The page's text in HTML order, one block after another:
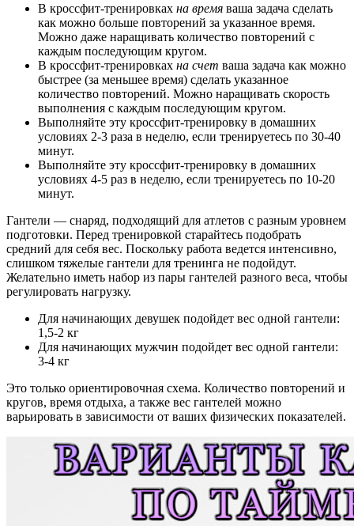
В кроссфит-тренировках на время ваша задача сделать
как можно больше повторений за указанное время.
Можно даже наращивать количество повторений с
каждым последующим кругом.
В кроссфит-тренировках на счет ваша задача как можно
быстрее (за меньшее время) сделать указанное
количество повторений. Можно наращивать скорость
выполнения с каждым последующим кругом.
Выполняйте эту кроссфит-тренировку в домашних
условиях 2-3 раза в неделю, если тренируетесь по 30-40
минут.
Выполняйте эту кроссфит-тренировку в домашних
условиях 4-5 раз в неделю, если тренируетесь по 10-20
минут.
Гантели — снаряд, подходящий для атлетов с разным уровнем
подготовки. Перед тренировкой старайтесь подобрать
средний для себя вес. Поскольку работа ведется интенсивно,
слишком тяжелые гантели для тренинга не подойдут.
Желательно иметь набор из пары гантелей разного веса, чтобы
регулировать нагрузку.
Для начинающих девушек подойдет вес одной гантели:
1,5-2 кг
Для начинающих мужчин подойдет вес одной гантели:
3-4 кг
Это только ориентировочная схема. Количество повторений и
кругов, время отдыха, а также вес гантелей можно
варьировать в зависимости от ваших физических показателей.